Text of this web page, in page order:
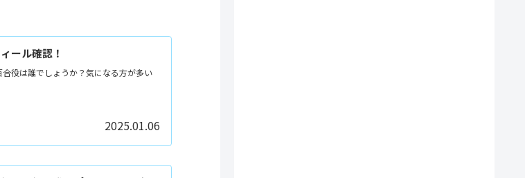
ール確認！
役は誰でしょうか？気になる方が多い
2025.01.06